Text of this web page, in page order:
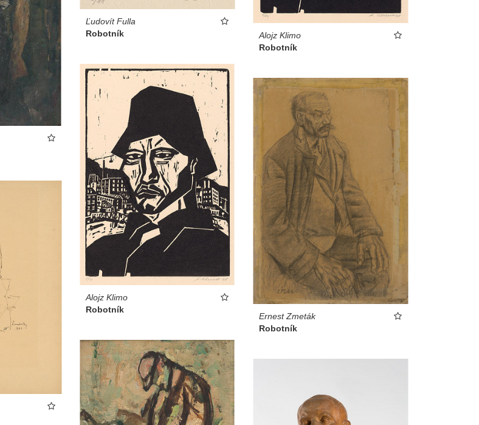
Ľudovít Fulla
Robotník
Alojz Klimo
Robotník
Alojz Klimo
Robotník
Ernest Zmeták
Robotník